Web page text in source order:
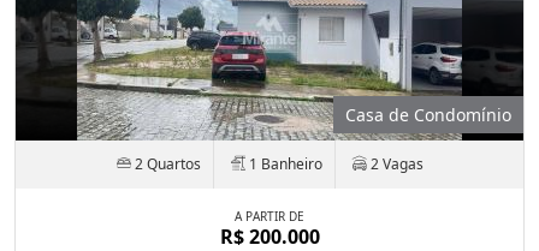
Casa de Condomínio
2 Quartos 1 Banheiro 2 Vagas
A PARTIR DE
R$ 200.000